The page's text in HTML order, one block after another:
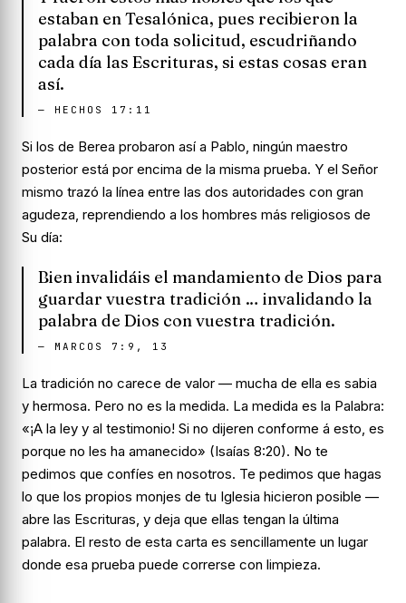
estaban en Tesalónica, pues recibieron la
palabra con toda solicitud, escudriñando
cada día las Escrituras, si estas cosas eran
así.
— HECHOS 17:11
Si los de Berea probaron así a Pablo, ningún maestro
posterior está por encima de la misma prueba. Y el Señor
mismo trazó la línea entre las dos autoridades con gran
agudeza, reprendiendo a los hombres más religiosos de
Su día:
Bien invalidáis el mandamiento de Dios para
guardar vuestra tradición … invalidando la
palabra de Dios con vuestra tradición.
— MARCOS 7:9, 13
La tradición no carece de valor — mucha de ella es sabia
y hermosa. Pero no es la medida. La medida es la Palabra:
«¡A la ley y al testimonio! Si no dijeren conforme á esto, es
porque no les ha amanecido» (Isaías 8:20). No te
pedimos que confíes en nosotros. Te pedimos que hagas
lo que los propios monjes de tu Iglesia hicieron posible —
abre las Escrituras, y deja que ellas tengan la última
palabra. El resto de esta carta es sencillamente un lugar
donde esa prueba puede correrse con limpieza.